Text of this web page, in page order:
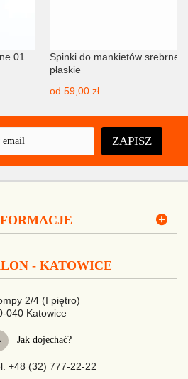
01
Spinki do mankietów srebrne
płaskie
od 59,00 zł
ZAPISZ
- KATOWICE
2/4 (I piętro)
040 Katowice
Jak dojechać?
+48 (32) 777-22-22